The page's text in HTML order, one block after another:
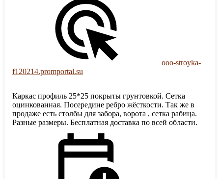
ooo-stroyka-
f120214.promportal.su
Каркас профиль 25*25 покрыты грунтовкой. Сетка
оцинкованная. Посередине ребро жёсткости. Так же в
продаже есть столбы для забора, ворота , сетка рабица.
Разные размеры. Бесплатная доставка по всей области.